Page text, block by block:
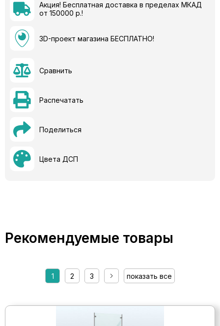
Акция! Бесплатная доставка в пределах МКАД
от 150000 р.!
3D-проект магазина БЕСПЛАТНО!
Сравнить
Распечатать
Поделиться
Цвета ДСП
Рекомендуемые товары
1 2 3 показать все